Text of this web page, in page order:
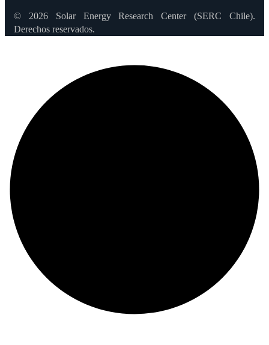
© 2026 Solar Energy Research Center (SERC Chile).
Derechos reservados.